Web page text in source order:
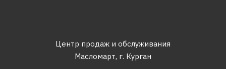
Центр продаж и обслуживания
Масломарт, г. Курган